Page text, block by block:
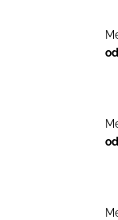
od
od